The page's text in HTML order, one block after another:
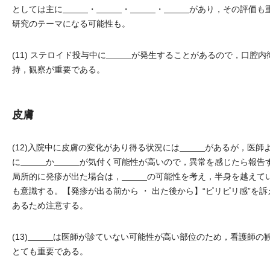
としては主に
・ ・ ・
があり，その評価も
研究のテーマになる可能性も。
(11) ステロイド投与中に
が発生することがあるので，口腔内
持，観察が重要である。
皮膚
(12)入院中に皮膚の変化があり得る状況には
があるが，医師
に
か
が気付く可能性が高いので，異常を感じたら報告
局所的に発疹が出た場合は，
の可能性を考え，半身を越えて
も意識する。【発疹が出る前から ・ 出た後から】“ピリピリ感”を
あるため注意する。
(13)
は医師が診ていない可能性が高い部位のため，看護師の
とても重要である。